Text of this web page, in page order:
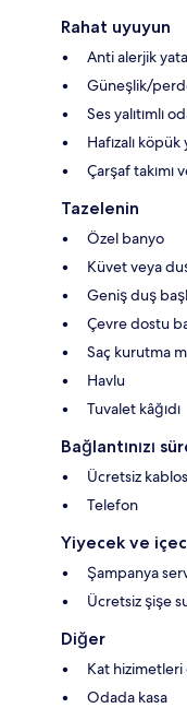
Rahat uyuyun
Anti alerjik
Güneşlik/
Ses yalıtımlı
Hafızalı köpük
Çarşaf takımı
Tazelenin
Özel banyo
Küvet veya
Geniş duş
Çevre dostu
Saç kurutma
Havlu
Tuvalet kâğıdı
Bağlantınızı
Ücretsiz
Telefon
Yiyecek ve
Şampanya
Ücretsiz şişe
Diğer
Kat hizimetleri
Odada kasa